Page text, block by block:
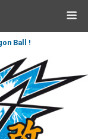
Ball !